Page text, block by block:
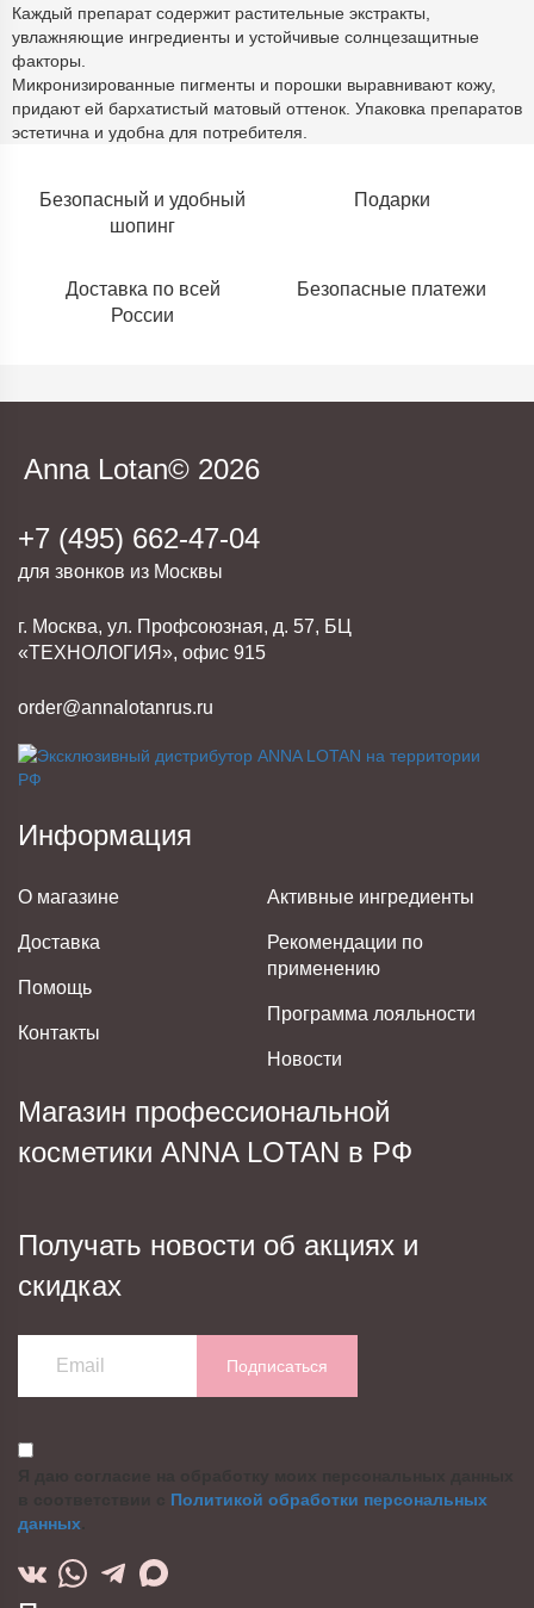
Каждый препарат содержит растительные экстракты,
увлажняющие ингредиенты и устойчивые солнцезащитные
факторы.
Микронизированные пигменты и порошки выравнивают кожу,
придают ей бархатистый матовый оттенок. Упаковка препаратов
эстетична и удобна для потребителя.
Безопасный и удобный
шопинг
Подарки
Доставка по всей
России
Безопасные платежи
Anna Lotan© 2026
+7 (495) 662-47-04
для звонков из Москвы
г. Москва, ул. Профсоюзная, д. 57, БЦ
«ТЕХНОЛОГИЯ», офис 915
order@annalotanrus.ru
Информация
О магазине
Доставка
Помощь
Контакты
Активные ингредиенты
Рекомендации по
применению
Программа лояльности
Новости
Магазин профессиональной
косметики ANNA LOTAN в РФ
Получать новости об акциях и
скидках
Подписаться
Политикой обработки персональных
данных